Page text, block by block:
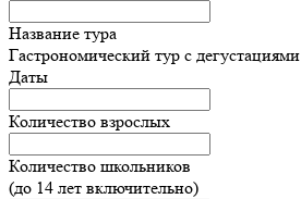
Название тура
Гастрономический тур с дегустациями
Даты
Количество взрослых
Количество школьников
(до 14 лет включительно)